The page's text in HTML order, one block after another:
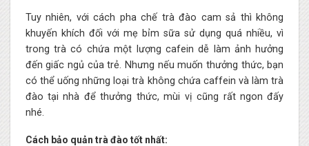
Tuy nhiên, với cách pha chế trà đào cam sả thì không
khuyến khích đối với mẹ bỉm sữa sử dụng quá nhiều, vì
trong trà có chứa một lượng cafein dễ làm ảnh hưởng
đến giấc ngủ của trẻ. Nhưng nếu muốn thưởng thức, bạn
có thể uống những loại trà không chứa caffein và làm trà
đào tại nhà để thưởng thức, mùi vị cũng rất ngon đấy
nhé.
Cách bảo quản trà đào tốt nhất: